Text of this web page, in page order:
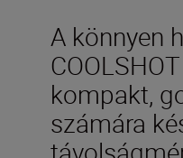
A könnyen
kompakt,
számára